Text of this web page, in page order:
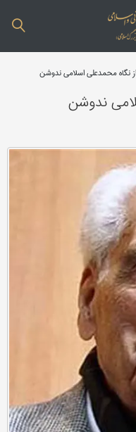
نگاه محمدعلی اسلامی ندوشن
ندوشن